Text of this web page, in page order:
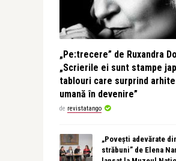
„Pe:trecere” de Ruxandra
„Scrierile ei sunt stampe
tablouri care surprind
umană în devenire”
de revistatango
„Povești adevărate
străbuni” de Elena